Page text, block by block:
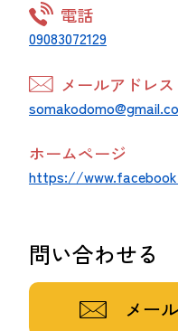
電話
09083072129
メールアドレス
ホームページ
https://
問い合わせる
メー